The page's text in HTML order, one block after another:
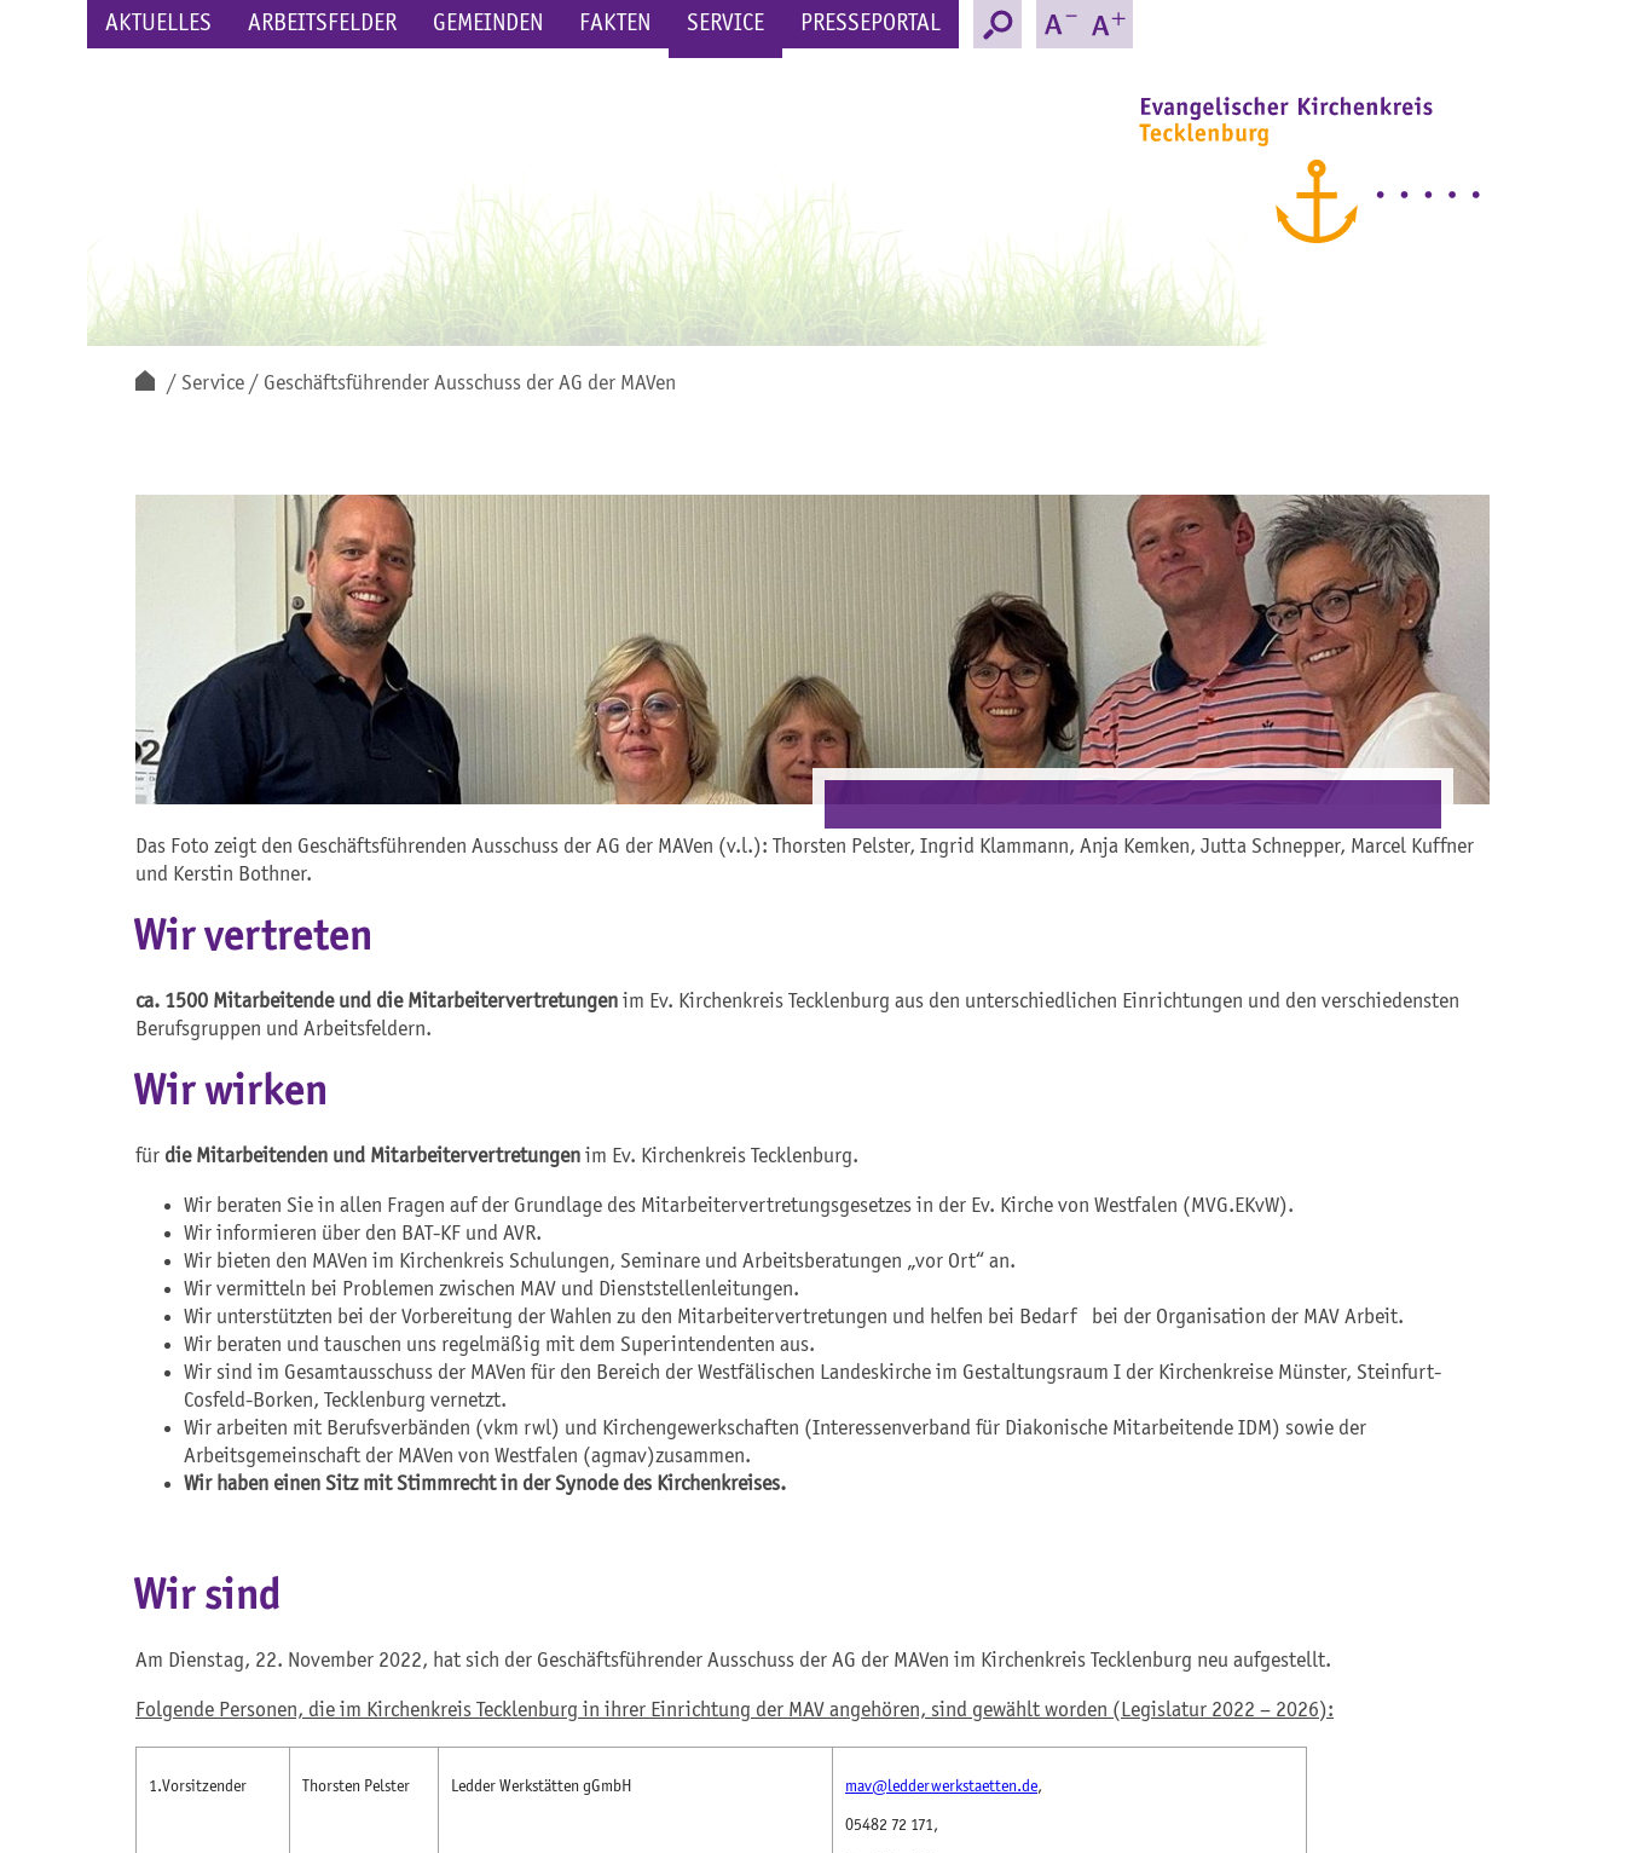
AKTUELLES ARBEITSFELDER GEMEINDEN FAKTEN SERVICE PRESSEPORTAL
Service Geschäftsführender Ausschuss der AG der MAVen
Das Foto zeigt den Geschäftsführenden Ausschuss der AG der MAVen (v.l.): Thorsten Pelster, Ingrid Klammann, Anja Kemken, Jutta Schnepper, Marcel Kuffner
und Kerstin Bothner.
Wir vertreten
ca. 1500 Mitarbeitende und die Mitarbeitervertretungen im Ev. Kirchenkreis Tecklenburg aus den unterschiedlichen Einrichtungen und den verschiedensten
Berufsgruppen und Arbeitsfeldern.
Wir wirken
für die Mitarbeitenden und Mitarbeitervertretungen im Ev. Kirchenkreis Tecklenburg.
Wir beraten Sie in allen Fragen auf der Grundlage des Mitarbeitervertretungsgesetzes in der Ev. Kirche von Westfalen (MVG.EKvW).
Wir informieren über den BAT-KF und AVR.
Wir bieten den MAVen im Kirchenkreis Schulungen, Seminare und Arbeitsberatungen „vor Ort“ an.
Wir vermitteln bei Problemen zwischen MAV und Dienststellenleitungen.
Wir unterstützten bei der Vorbereitung der Wahlen zu den Mitarbeitervertretungen und helfen bei Bedarf bei der Organisation der MAV Arbeit.
Wir beraten und tauschen uns regelmäßig mit dem Superintendenten aus.
Wir sind im Gesamtausschuss der MAVen für den Bereich der Westfälischen Landeskirche im Gestaltungsraum I der Kirchenkreise Münster, Steinfurt-
Cosfeld-Borken, Tecklenburg vernetzt.
Wir arbeiten mit Berufsverbänden (vkm rwl) und Kirchengewerkschaften (Interessenverband für Diakonische Mitarbeitende IDM) sowie der
Arbeitsgemeinschaft der MAVen von Westfalen (agmav)zusammen.
Wir haben einen Sitz mit Stimmrecht in der Synode des Kirchenkreises.
Wir sind
Am Dienstag, 22. November 2022, hat sich der Geschäftsführender Ausschuss der AG der MAVen im Kirchenkreis Tecklenburg neu aufgestellt.
Folgende Personen, die im Kirchenkreis Tecklenburg in ihrer Einrichtung der MAV angehören, sind gewählt worden (Legislatur 2022 – 2026):
1.Vorsitzender Thorsten Pelster Ledder Werkstätten gGmbH mav@ledderwerkstaetten.de,
05482 72 171,